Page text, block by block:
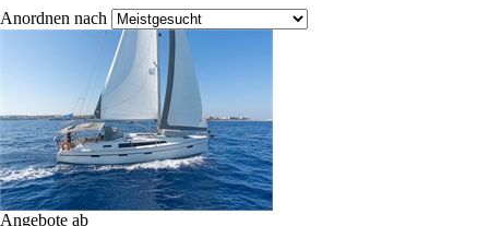
Anordnen nach
Angebote ab